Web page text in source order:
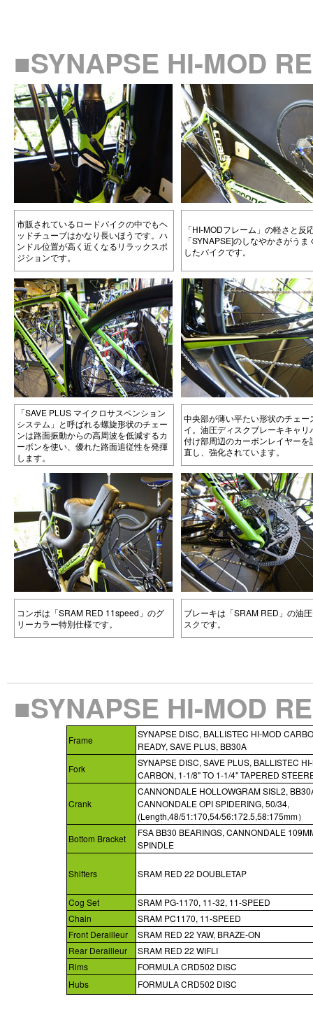
■SYNAPSE HI-MOD
市販されているロードバイクの中でもヘ
ッドチューブはかなり長いほうです。ハ
ンドル位置が高く近くなるリラックスポ
ジションです。
「HI-MODフレーム」の軽さと反
「SYNAPSE]のしなやかさがうま
したバイクです。
「SAVE PLUS マイクロサスペンション
システム」と呼ばれる螺旋形状のチェー
ンは路面振動からの高周波を低減するカ
ーボンを使い、優れた路面追従性を発揮
します。
中央部が薄い平たい形状のチェー
イ。油圧ディスクブレーキキャリ
付け部周辺のカーボンレイヤーを
直し、強化されています。
コンポは「SRAM RED 11speed」のグ
リーカラー特別仕様です。
ブレーキは「SRAM RED」の油
スクです。
■SYNAPSE HI-MOD
Frame
SYNAPSE DISC, BALLISTEC HI-MOD
READY, SAVE PLUS, BB30A
Fork
SYNAPSE DISC, SAVE PLUS, BALLISTEC
CARBON, 1-1/8" TO 1-1/4" TAPERED
Crank
CANNONDALE HOLLOWGRAM SISL2,
CANNONDALE OPI SPIDERING, 50/34,
(Length,48/51:170,54/56:172.5,58:175mm）
Bottom Bracket
FSA BB30 BEARINGS, CANNONDALE
SPINDLE
Shifters SRAM RED 22 DOUBLETAP
Cog Set
SRAM PG-1170, 11-32, 11-SPEED
Chain
SRAM PC1170, 11-SPEED
Front Derailleur
SRAM RED 22 YAW, BRAZE-ON
Rear Derailleur
SRAM RED 22 WIFLI
Rims
FORMULA CRD502 DISC
Hubs
FORMULA CRD502 DISC